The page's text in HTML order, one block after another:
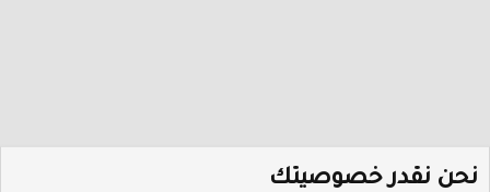
نحن نقدر خصوصيتك